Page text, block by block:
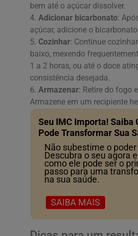
bem até o açúcar dissolver.
4. Adicionar bicarbonato:
açúcar, adicione o
5. Cozinhar: Continue
baixo, mexendo
1 a 2 horas, ou até o doce
consistência desejada.
6. Armazenar: Retire do fogo
Armazene em um recipiente
Seu IMC Importa! Saiba
Pode Transformar Sua
Não subestime o poder
Descubra o seu agora
como ele pode ser o
passo para uma
na sua saúde.
SAIBA MAIS